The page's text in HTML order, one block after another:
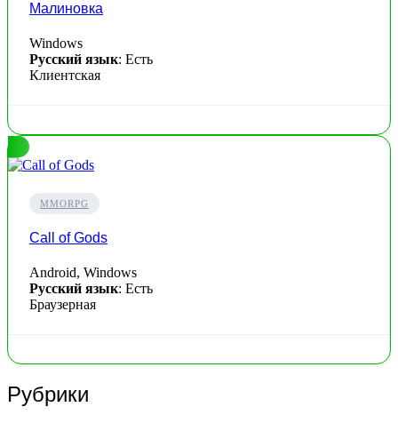
Малиновка
Windows
Русский язык: Есть
Клиентская
MMORPG
Call of Gods
Android, Windows
Русский язык: Есть
Браузерная
Рубрики